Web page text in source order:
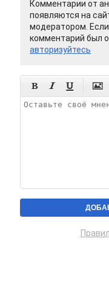
Комментарии от
появляются на
модератором.
комментарий был
авторизуйтесь
   